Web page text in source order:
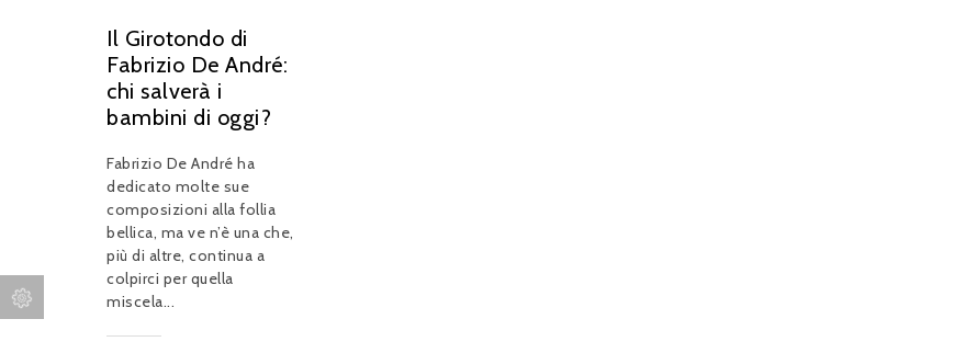
Il Girotondo di
Fabrizio De André:
chi salverà i
bambini di oggi?
Fabrizio De André ha
dedicato molte sue
composizioni alla follia
bellica, ma ve n’è una che,
più di altre, continua a
colpirci per quella
miscela...